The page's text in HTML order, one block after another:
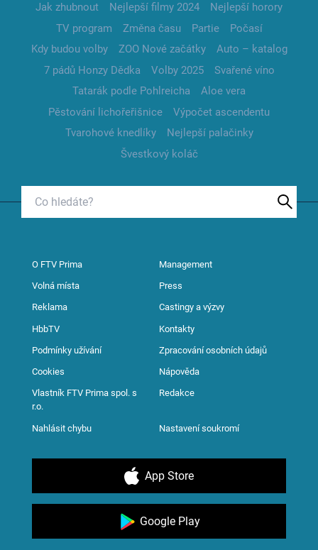
Jak zhubnout Nejlepší filmy 2024
Nejlepší horory
TV program
Změna času Partie
Počasí
Kdy budou volby
ZOO Nové začátky
Auto – katalog
7 pádů Honzy Dědka
Volby 2025
Svařené víno
Tatarák podle Pohlreicha
Aloe vera
Pěstování lichořeřišnice
Výpočet ascendentu
Tvarohové knedlíky
Nejlepší palačinky
Švestkový koláč
O FTV Prima Management
Volná místa Press
Reklama Castingy a výzvy
HbbTV Kontakty
Podmínky užívání Zpracování osobních údajů
Cookies Nápověda
Vlastník FTV Prima spol. s
r.o.
Redakce
Nahlásit chybu Nastavení soukromí
App Store
Google Play